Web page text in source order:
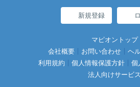
新規登録
マピオントップ
会社概要
お問い合わせ ヘ
利用規約
個人情報保護方針
個
法人向けサービス